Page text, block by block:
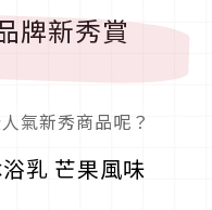
牌新秀賞
氣新秀商品呢？
乳 芒果風味